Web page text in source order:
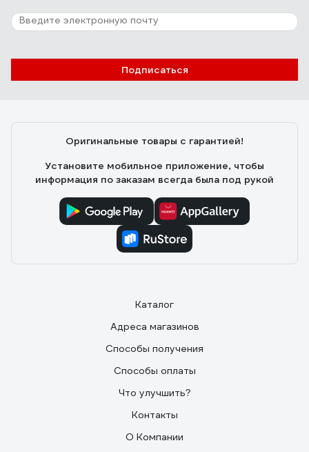
Подписаться
Оригинальные товары с гарантией!
Установите мобильное приложение, чтобы
информация по заказам всегда была под рукой
Каталог
Адреса магазинов
Способы получения
Способы оплаты
Что улучшить?
Контакты
О Компании